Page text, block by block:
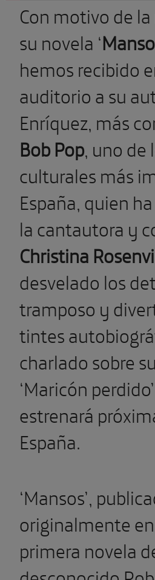
Con motivo de
su novela ‘
hemos recibido
auditorio a su
Enríquez, más
Bob Pop, uno de
culturales más
España, quien
la cantautora y
Christina
desvelado los
tramposo y
tintes
charlado sobre
‘Maricón
estrenará
España.
‘Mansos’,
originalmente
primera novela